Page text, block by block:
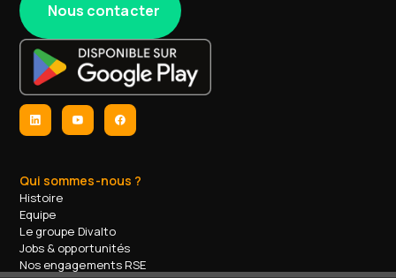
Nous contacter
Qui sommes-nous ?
Histoire
Equipe
Le groupe Divalto
Jobs & opportunités
Nos engagements RSE